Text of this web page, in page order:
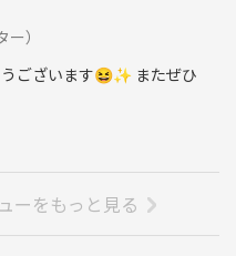
ー）
ございます😆✨ またぜひ
ーをもっと見る